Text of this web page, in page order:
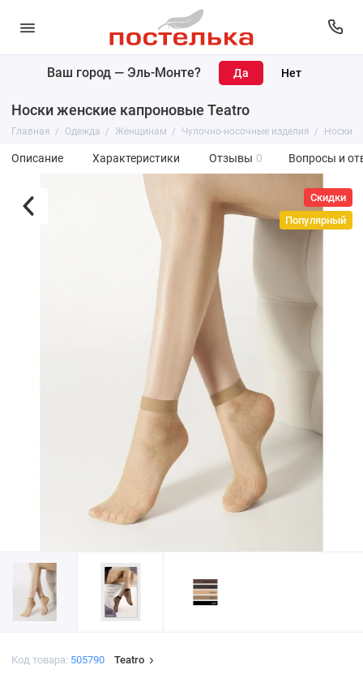
Ваш город — Эль-Монте?
Носки женские капроновые Teatro
Главная Одежда Женщинам Чулочно-носочные изделия Носки
Описание Характеристики Отзывы 0 Вопросы и
Скидки
Популярный
Код товара: 505790 Teatro